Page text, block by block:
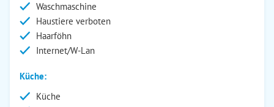
Waschmaschine
Haustiere verboten
Haarföhn
Internet/W-Lan
Küche:
Küche